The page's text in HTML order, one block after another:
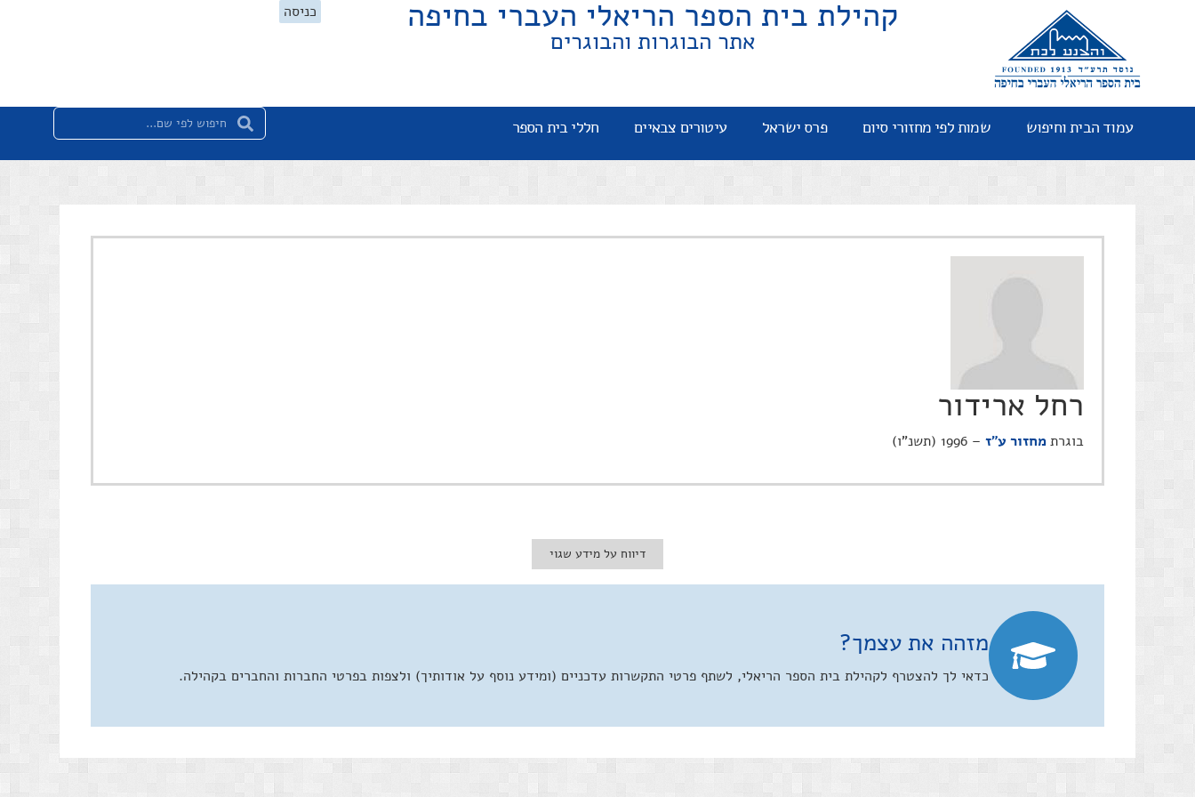
קהילת בית הספר הריאלי העברי בחיפה
אתר הבוגרות והבוגרים
כניסה
עמוד הבית וחיפוש שמות לפי מחזורי סיום פרס ישראל עיטורים צבאיים חללי בית הספר
רחל ארידור
בוגרתמחזור ע"ז – 1996 (תשנ"ו)
דיווח על מידע שגוי
מזהה את עצמך?
כדאי לך להצטרף לקהילת בית הספר הריאלי, לשתף פרטי התקשרות עדכניים (ומידע נוסף על אודותיך) ולצפות בפרטי החברות והחברים בקהילה.